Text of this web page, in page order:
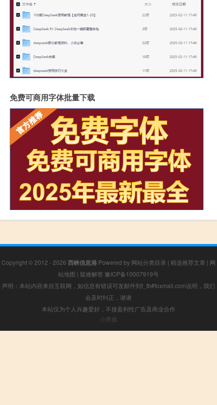
免费可商用字体批量下载
Copyright © 2012 - 2026 西峡信息港 Powered by 网站分类目录 | 精选推荐文章 | 网
站地图 | 疑难解答 豫ICP备10007919号
声明：本站内容来自互联网，如信息有错误可发邮件到f_fb#foxmail.com说明，我们
会及时纠正，谢谢
本站仅为个人兴趣爱好，不接盈利性广告及商业合作
小男孩